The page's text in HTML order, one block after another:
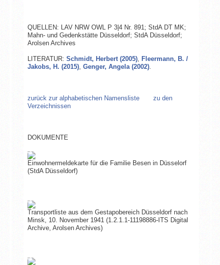
QUELLEN: LAV NRW OWL P 3|4 Nr. 891; StdA DT MK;
Mahn- und Gedenkstätte Düsseldorf; StdA Düsseldorf;
Arolsen Archives
LITERATUR: Schmidt, Herbert (2005), Fleermann, B. /
Jakobs, H. (2015), Genger, Angela (2002).
zurück zur alphabetischen Namensliste
zu den
Verzeichnissen
DOKUMENTE
Einwohnermeldekarte für die Familie Besen in Düsselorf
(StdA Düsseldorf)
Transportliste aus dem Gestapobereich Düsseldorf nach
Minsk, 10. November 1941 (1.2.1.1-11198886-ITS Digital
Archive, Arolsen Archives)